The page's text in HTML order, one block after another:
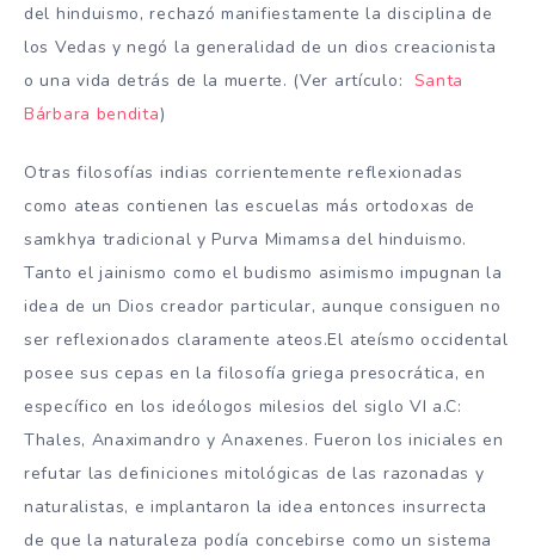
del hinduismo, rechazó manifiestamente la disciplina de
los Vedas y negó la generalidad de un dios creacionista
o una vida detrás de la muerte. (Ver artículo: Santa
Bárbara bendita)
Otras filosofías indias corrientemente reflexionadas
como ateas contienen las escuelas más ortodoxas de
samkhya tradicional y Purva Mimamsa del hinduismo.
Tanto el jainismo como el budismo asimismo impugnan la
idea de un Dios creador particular, aunque consiguen no
ser reflexionados claramente ateos.El ateísmo occidental
posee sus cepas en la filosofía griega presocrática, en
específico en los ideólogos milesios del siglo VI a.C:
Thales, Anaximandro y Anaxenes. Fueron los iniciales en
refutar las definiciones mitológicas de las razonadas y
naturalistas, e implantaron la idea entonces insurrecta
de que la naturaleza podía concebirse como un sistema